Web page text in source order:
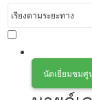
นัดเยี่ยมชมศู